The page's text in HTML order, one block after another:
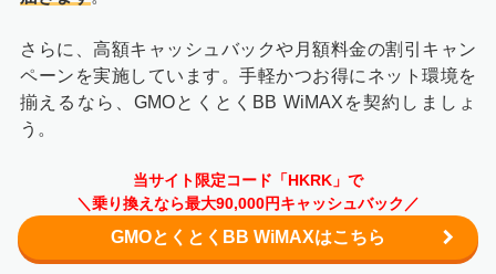
さらに、高額キャッシュバックや月額料金の割引キャン
ペーンを実施しています。手軽かつお得にネット環境を
揃えるなら、GMOとくとくBB WiMAXを契約しましょ
う。
当サイト限定コード「HKRK」で
＼乗り換えなら最大90,000円キャッシュバック／
GMOとくとくBB WiMAXはこちら